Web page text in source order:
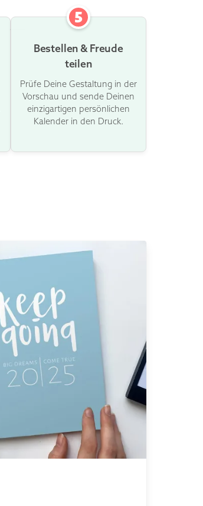
5
Bestellen & Freude
teilen
Prüfe Deine Gestaltung in der
Vorschau und sende Deinen
einzigartigen persönlichen
Kalender in den Druck.